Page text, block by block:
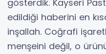
gösterdik. Kayseri
edildiği haberini en
inşallah. Coğrafi
menşeini değil, o